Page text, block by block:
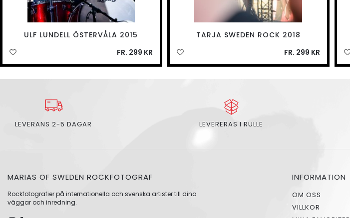
ULF LUNDELL ÖSTERVÅLA 2015
FR. 299 KR
TARJA SWEDEN ROCK 2018
FR. 299 KR
LEVERANS 2-5 DAGAR LEVERERAS I RULLE
MARIAS OF SWEDEN ROCKFOTOGRAF
Rockfotografier på internationella och svenska artister till dina
väggar och inredning.
INFORMATION
OM OSS
VILLKOR